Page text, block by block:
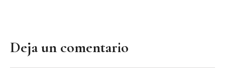
Deja un comentario